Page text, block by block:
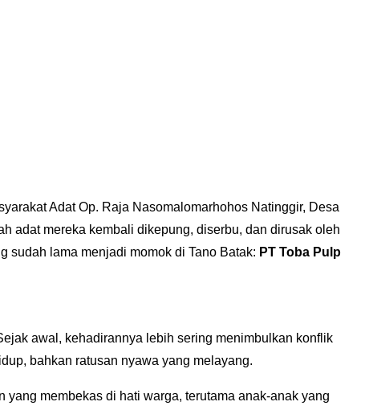
Adat Op. Raja Nasomalomarhohos Natinggir, Desa
adat mereka kembali dikepung, diserbu, dan dirusak oleh
sudah lama menjadi momok di Tano Batak: PT Toba Pulp
awal, kehadirannya lebih sering menimbulkan konflik
bahkan ratusan nyawa yang melayang.
membekas di hati warga, terutama anak-anak yang